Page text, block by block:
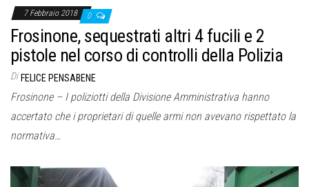
7 Febbraio 2018 0
Frosinone, sequestrati altri 4 fucili e 2
pistole nel corso di controlli della Polizia
Di FELICE PENSABENE
Frosinone – I poliziotti della Divisione Amministrativa hanno
accertato che i proprietari di quelle armi non avevano rispettato la
normativa…